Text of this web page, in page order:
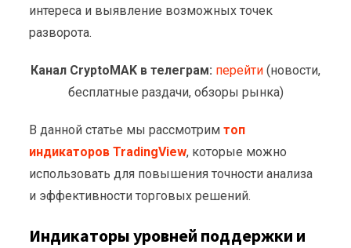
интереса и выявление возможных точек
разворота.
Канал CryptoMAK в телеграм: перейти (новости,
бесплатные раздачи, обзоры рынка)
В данной статье мы рассмотрим топ
индикаторов TradingView, которые можно
использовать для повышения точности анализа
и эффективности торговых решений.
Индикаторы уровней поддержки и